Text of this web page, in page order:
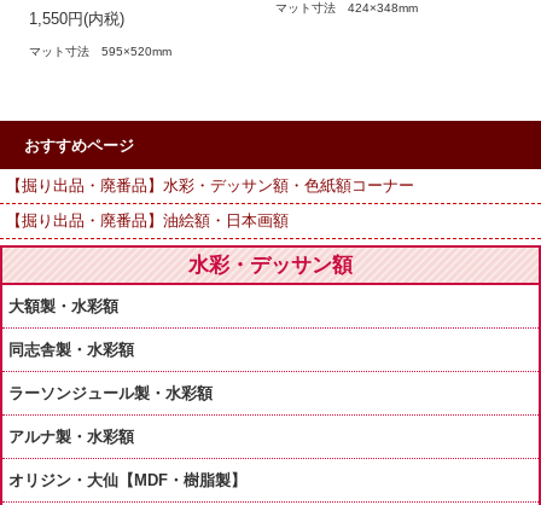
1,550円(内税)
マット寸法 595×520mm
マット寸法 424×348mm
おすすめページ
【掘り出品・廃番品】水彩・デッサン額・色紙額コーナー
【掘り出品・廃番品】油絵額・日本画額
水彩・デッサン額
大額製・水彩額
同志舎製・水彩額
ラーソンジュール製・水彩額
アルナ製・水彩額
オリジン・大仙【MDF・樹脂製】